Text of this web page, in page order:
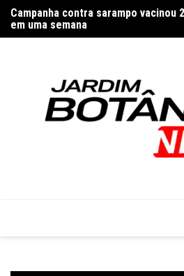
para
o
Campanha contra sarampo vacinou
em uma semana